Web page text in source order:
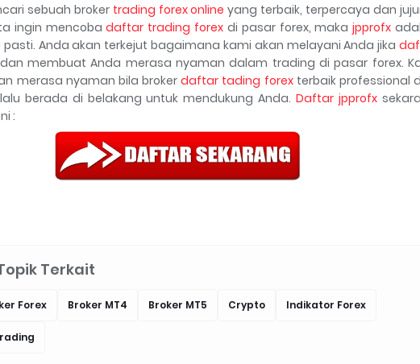
sebuah broker trading forex online yang terbaik, terpercaya dan
ingin mencobadaftar trading forex di pasar forex, makajpprofx
Anda akan terkejut bagaimana kami akan melayani Anda jika
membuat Anda merasa nyaman dalam trading di pasar forex.
merasa nyaman bila brokerdaftar tading forexterbaik professional
berada di belakang untuk mendukung Anda.Daftar jpprofx
:
Terkait
Forex Broker MT4 Broker MT5 Crypto Indikator Forex